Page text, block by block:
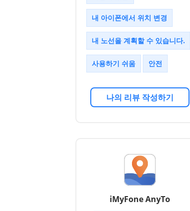
내 아이폰에서 위치 변경
내 노선을 계획할 수 있습니다.
사용하기 쉬움 안전
나의 리뷰 작성하기
iMyFone AnyTo